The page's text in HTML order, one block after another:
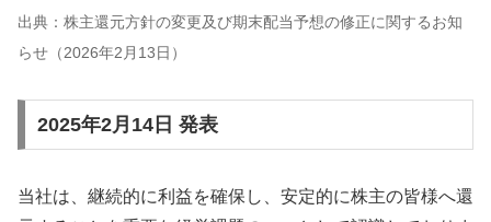
出典：株主還元方針の変更及び期末配当予想の修正に関するお知
らせ（2026年2月13日）
2025年2月14日 発表
当社は、継続的に利益を確保し、安定的に株主の皆様へ還